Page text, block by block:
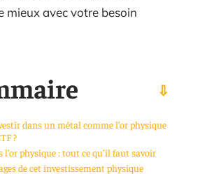
mieux avec votre besoin
dans un métal comme l’or physique
?
physique : tout ce qu’il faut savoir
de cet investissement physique